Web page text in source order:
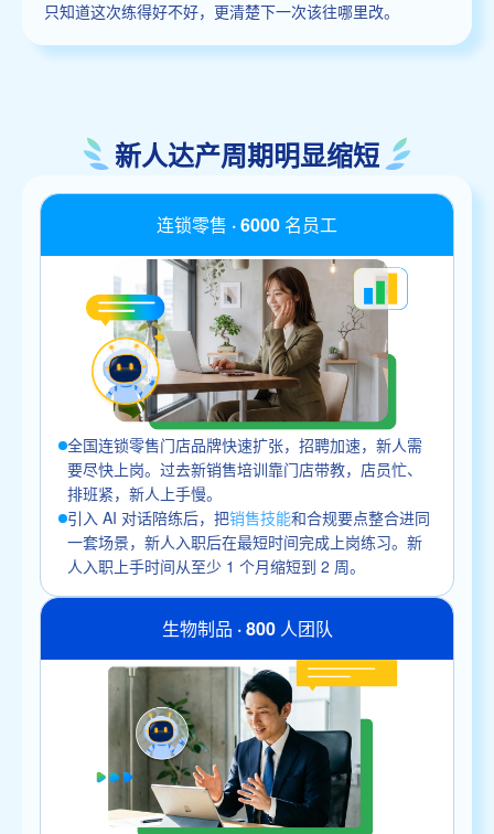
只知道这次练得好不好，更清楚下一次该往哪里改。
新人达产周期明显缩短
连锁零售 · 6000 名员工
全国连锁零售门店品牌快速扩张，招聘加速，新人需
要尽快上岗。过去新销售培训靠门店带教，店员忙、
排班紧，新人上手慢。
引入 AI 对话陪练后，把销售技能和合规要点整合进同
一套场景，新人入职后在最短时间完成上岗练习。新
人入职上手时间从至少 1 个月缩短到 2 周。
生物制品 · 800 人团队